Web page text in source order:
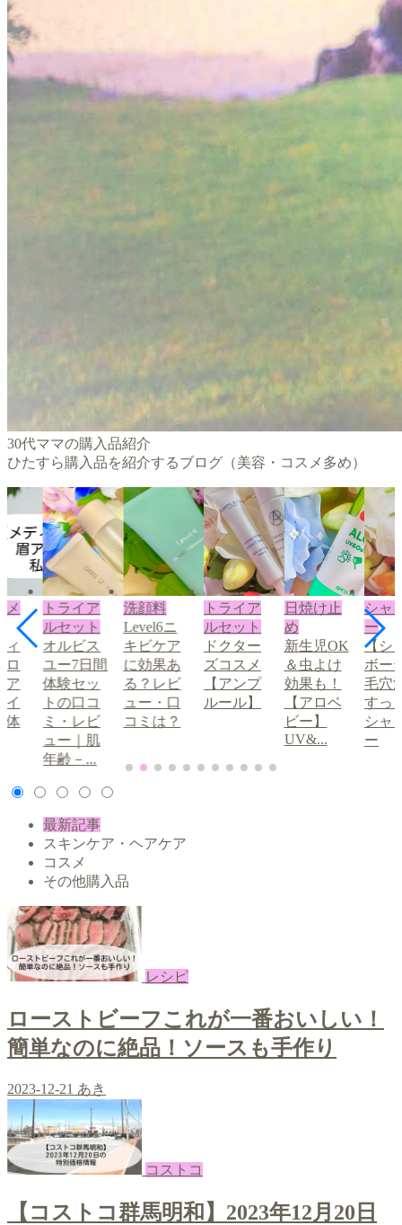
30代ママの購入品紹介
ひたすら購入品を紹介するブログ（美容・コスメ多め）
メ
ィ
ロ
ア
イ
体
トライア
ルセット
オルビス
ユー7日間
体験セッ
トの口コ
ミ・レビ
ュー｜肌
年齢－...
洗顔料
Level6ニ
キビケア
に効果あ
る？レビ
ュー・口
コミは？
トライア
ルセット
ドクター
ズコスメ
【アンプ
ルール】
日焼け止
め
新生児OK
＆虫よけ
効果も！
【アロベ
ビー】
UV&...
シャ
ー
【シ
ボー
毛穴
すっ
シャ
ー
最新記事
スキンケア・ヘアケア
コスメ
その他購入品
レシピ
ローストビーフこれが一番おいしい！
簡単なのに絶品！ソースも手作り
2023-12-21 あき
コストコ
【コストコ群馬明和】2023年12月20日